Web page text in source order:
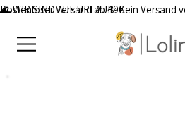
Kostenloser Versand ab 49€
🌊 WIR SIND AUF URLAUB: Kein Versand